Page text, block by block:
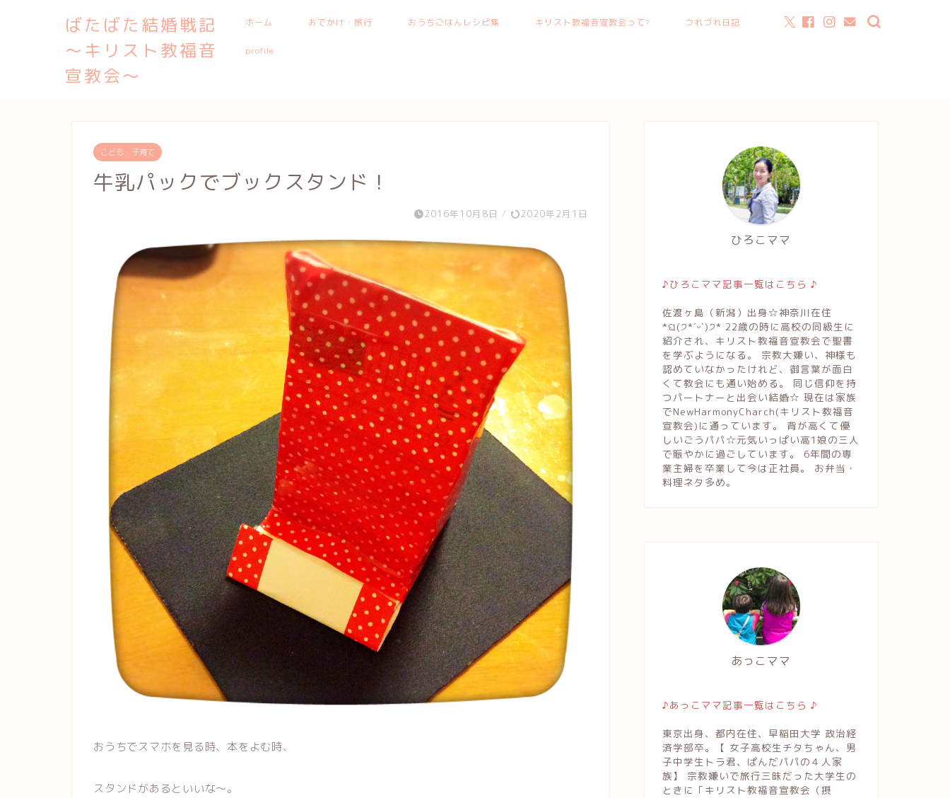
ばたばた結婚戦記
〜キリスト教福音
宣教会〜
ホーム おでかけ・旅行 おうちごはんレシピ集 キリスト教福音宣教会って? つれづれ日記
profile
こども・子育て
牛乳パックでブックスタンド！
2016年10月8日 / 2020年2月1日
おうちでスマホを見る時、本をよむ時、
スタンドがあるといいな〜。
ひろこママ
♪ひろこママ記事一覧はこちら ♪
佐渡ヶ島（新潟）出身☆神奈川在住
*ଘ(੭*ˊᵕˋ)੭* 22歳の時に高校の同級生に
紹介され、キリスト教福音宣教会で聖書
を学ぶようになる。 宗教大嫌い、神様も
認めていなかったけれど、御言葉が面白
くて教会にも通い始める。 同じ信仰を持
つパートナーと出会い結婚☆ 現在は家族
でNewHarmonyCharch(キリスト教福音
宣教会)に通っています。 背が高くて優
しいごうパパ☆元気いっぱい高1娘の三人
で賑やかに過ごしています。 6年間の専
業主婦を卒業して今は正社員。 お弁当・
料理ネタ多め。
あっこママ
♪あっこママ記事一覧はこちら ♪
東京出身、都内在住、早稲田大学 政治経
済学部卒。【 女子高校生チタちゃん、男
子中学生トラ君、ぱんだパパの４人家
族】 宗教嫌いで旅行三昧だった大学生の
ときに「キリスト教福音宣教会（摂